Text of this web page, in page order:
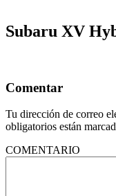
Subaru XV
Comentar
Tu dirección de correo
obligatorios están
COMENTARIO